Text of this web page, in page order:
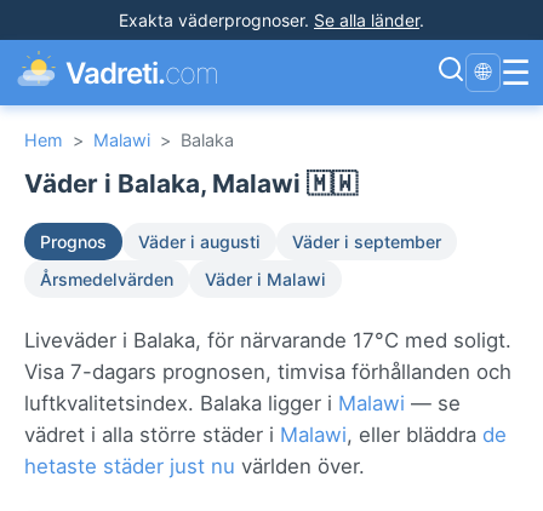
Exakta väderprognoser. Se alla länder.
Vadreti.com 🌐 ☰
Hem > Malawi > Balaka
Väder i Balaka, Malawi 🇲🇼
Prognos Väder i augusti
Väder i september
Årsmedelvärden
Väder i Malawi
Liveväder i Balaka, för närvarande 17°C med soligt.
Visa 7-dagars prognosen, timvisa förhållanden och
luftkvalitetsindex. Balaka ligger i Malawi — se
vädret i alla större städer i Malawi, eller bläddra de
hetaste städer just nu världen över.